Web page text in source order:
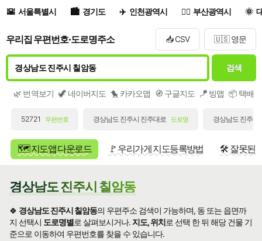
서울특별시 경기도 인천광역시 부산광역시
우리집 우편번호·도로명주소 📥 CSV 🇺🇸 영문
검색
🌿 번역보기 🦖 네이버지도 🐤 카카오맵 🧭 구글지도 🪁 빙맵 📦 택배/
52721 우편번호 경상남도 진주시 진주대로 도로명 경상남도 진주
🗺️ 지도앱 다운로드 🚩 우리가게 지도등록방법 🛠️ 잘못된
경상남도 진주시 칠암동
🍀 경상남도 진주시 칠암동의 우편주소 검색이 가능하며, 동 또는 읍면까
지 선택시 도로명별 로 살펴보시거나. 지도, 위치 로 선택 한 뒤 해당 건물 기
준으로 이동하여 우편번호를 찾을 수 있습니다.